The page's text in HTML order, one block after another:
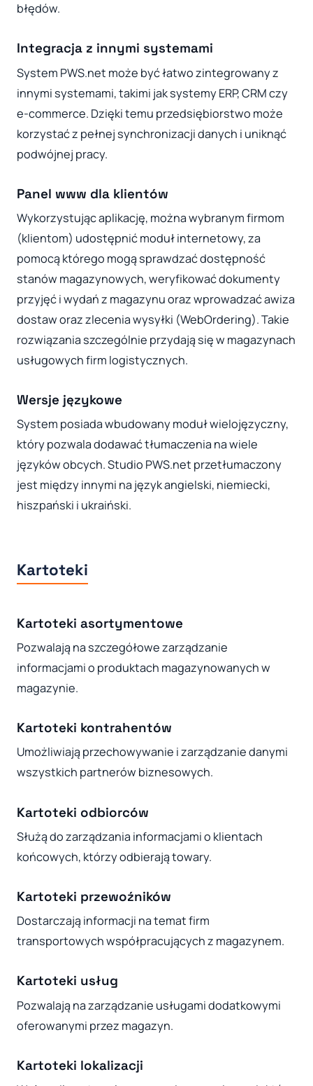
błędów.
Integracja z innymi systemami
System PWS.net może być łatwo zintegrowany z
innymi systemami, takimi jak systemy ERP, CRM czy
e-commerce. Dzięki temu przedsiębiorstwo może
korzystać z pełnej synchronizacji danych i uniknąć
podwójnej pracy.
Panel www dla klientów
Wykorzystując aplikację, można wybranym firmom
(klientom) udostępnić moduł internetowy, za
pomocą którego mogą sprawdzać dostępność
stanów magazynowych, weryfikować dokumenty
przyjęć i wydań z magazynu oraz wprowadzać awiza
dostaw oraz zlecenia wysyłki (WebOrdering). Takie
rozwiązania szczególnie przydają się w magazynach
usługowych firm logistycznych.
Wersje językowe
System posiada wbudowany moduł wielojęzyczny,
który pozwala dodawać tłumaczenia na wiele
języków obcych. Studio PWS.net przetłumaczony
jest między innymi na język angielski, niemiecki,
hiszpański i ukraiński.
Kartoteki
Kartoteki asortymentowe
Pozwalają na szczegółowe zarządzanie
informacjami o produktach magazynowanych w
magazynie.
Kartoteki kontrahentów
Umożliwiają przechowywanie i zarządzanie danymi
wszystkich partnerów biznesowych.
Kartoteki odbiorców
Służą do zarządzania informacjami o klientach
końcowych, którzy odbierają towary.
Kartoteki przewoźników
Dostarczają informacji na temat firm
transportowych współpracujących z magazynem.
Kartoteki usług
Pozwalają na zarządzanie usługami dodatkowymi
oferowanymi przez magazyn.
Kartoteki lokalizacji